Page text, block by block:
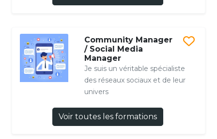
Community Manager
/ Social Media
Manager
Je suis un véritable spécialiste
des réseaux sociaux et de leur
univers
Voir toutes les formations